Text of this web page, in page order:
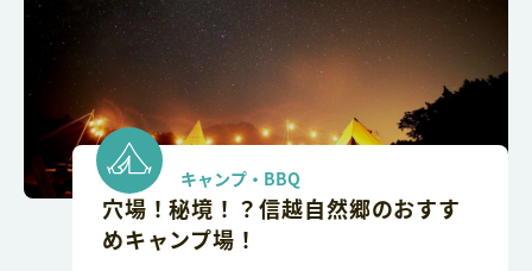
キャンプ・BBQ
穴場！秘境！？信越自然郷のおすす
めキャンプ場！